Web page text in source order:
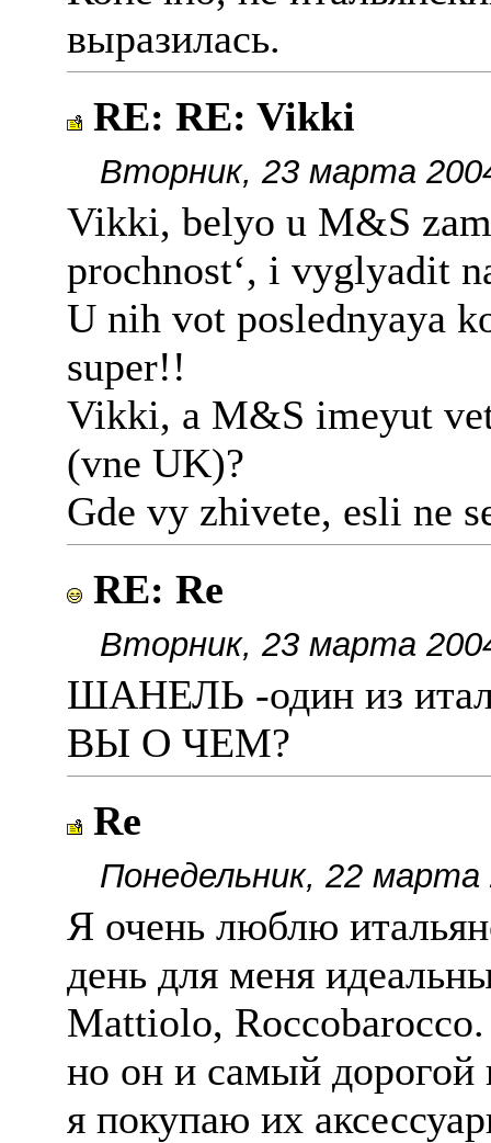
выразилась.
RE: RE: Vikki
Вторник, 23 марта
Vikki, belyo u M&S
prochnost‘, i vyglyadit
U nih vot poslednyaya
super!!
Vikki, a M&S imeyut
(vne UK)?
Gde vy zhivete, esli ne
RE: Re
Вторник, 23 марта
ШАНЕЛЬ -один из
ВЫ О ЧЕМ?
Re
Понедельник, 22 марта
Я очень люблю
день для меня
Mattiolo,
но он и самый
я покупаю их